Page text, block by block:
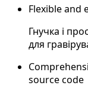
Flexible and
Гнучка і
для
source code